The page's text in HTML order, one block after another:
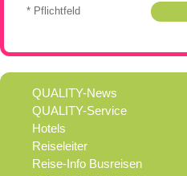
* Pflichtfeld
QUALITY-News
QUALITY-Service
Hotels
Reiseleiter
Reise-Info Busreisen